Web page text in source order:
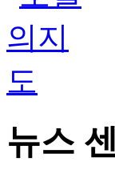
뉴스